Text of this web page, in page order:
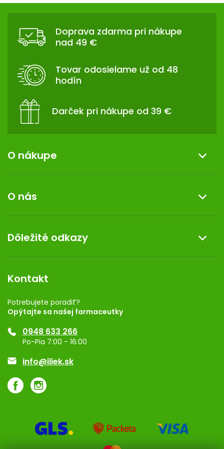
d
a
c
i
r
y
v
p
o
v
a
n
Z
Doprava zdarma pri nákupe
nad 49 €
Tovar odosielame už od 48
hodín
Darček pri nákupe od 39 €
O nákupe
Reklamácia a vrátenie tovaru
Doprava a platba
Darček k nákupu
O nás
Kontakt
Dermocentrum
Dôležité odkazy
Rozhodnutie na prevádzku
Registrácia
Ponuka pre firmy
Značky
Kontakt
Potrebujete poradiť?
Opýtajte sa našej farmaceutky
0948 633 266
Po-Pia 7:00 - 16:00
info@iliek.sk